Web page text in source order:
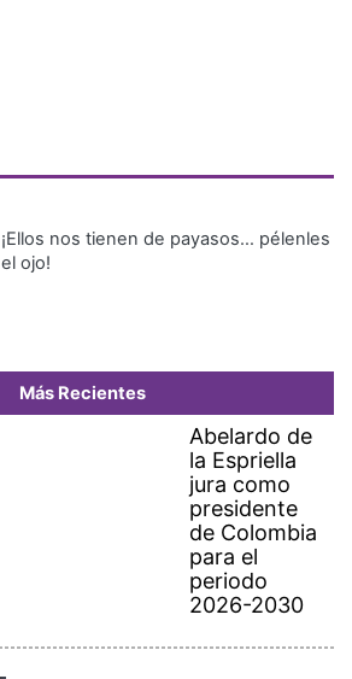
¡Ellos nos tienen de payasos… pélenles
el ojo!
Más Recientes
Abelardo de
la Espriella
jura como
presidente
de Colombia
para el
periodo
2026-2030